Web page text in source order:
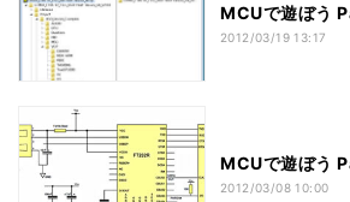
MCUで遊ぼう
2012/03/19 13:17
MCUで遊ぼう
2012/03/08 10:00